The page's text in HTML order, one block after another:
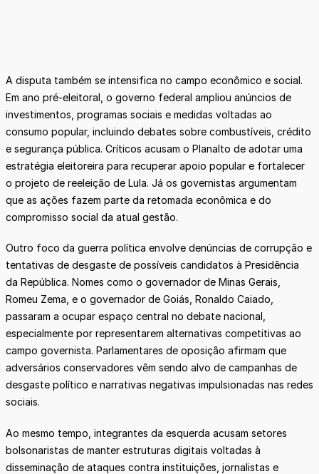
A disputa também se intensifica no campo econômico e social.
Em ano pré-eleitoral, o governo federal ampliou anúncios de
investimentos, programas sociais e medidas voltadas ao
consumo popular, incluindo debates sobre combustíveis, crédito
e segurança pública. Críticos acusam o Planalto de adotar uma
estratégia eleitoreira para recuperar apoio popular e fortalecer
o projeto de reeleição de Lula. Já os governistas argumentam
que as ações fazem parte da retomada econômica e do
compromisso social da atual gestão.
Outro foco da guerra política envolve denúncias de corrupção e
tentativas de desgaste de possíveis candidatos à Presidência
da República. Nomes como o governador de Minas Gerais,
Romeu Zema, e o governador de Goiás, Ronaldo Caiado,
passaram a ocupar espaço central no debate nacional,
especialmente por representarem alternativas competitivas ao
campo governista. Parlamentares de oposição afirmam que
adversários conservadores vêm sendo alvo de campanhas de
desgaste político e narrativas negativas impulsionadas nas redes
sociais.
Ao mesmo tempo, integrantes da esquerda acusam setores
bolsonaristas de manter estruturas digitais voltadas à
disseminação de ataques contra instituições, jornalistas e